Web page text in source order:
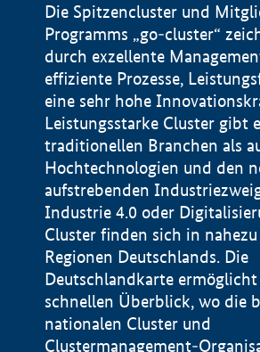
Die Spitzencluster und
Programms „go-cluster“
durch exzellente
effiziente Prozesse,
eine sehr hohe
Leistungsstarke Cluster gibt
traditionellen Branchen als
Hochtechnologien und den
aufstrebenden
Industrie 4.0 oder
Cluster finden sich in
Regionen Deutschlands. Die
Deutschlandkarte
schnellen Überblick, wo die
nationalen Cluster und
Clustermanagement-